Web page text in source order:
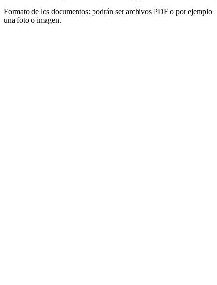
Formato de los documentos: podrán ser archivos PDF o por ejemplo
una foto o imagen.